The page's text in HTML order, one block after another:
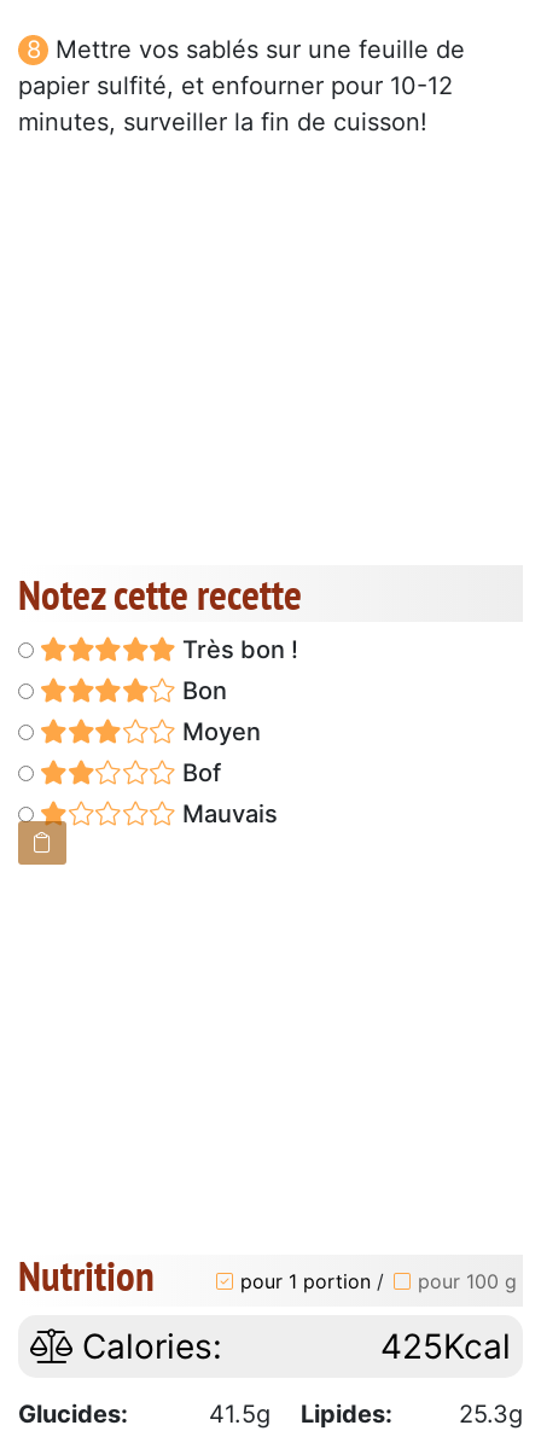
Mettre vos sablés sur une feuille de
papier sulfité, et enfourner pour 10-12
minutes, surveiller la fin de cuisson!
Notez cette recette
Très bon !
Bon
Moyen
Bof
Mauvais
Nutrition pour 1 portion / pour 100 g
Calories: 425Kcal
Glucides: 41.5g Lipides:
25.3g